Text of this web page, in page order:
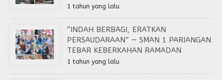
1 tahun yang lalu
“INDAH BERBAGI, ERATKAN
PERSAUDARAAN” — SMAN 1 PARIANGAN
TEBAR KEBERKAHAN RAMADAN
1 tahun yang lalu